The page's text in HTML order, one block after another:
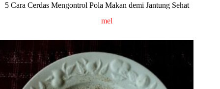
5 Cara Cerdas Mengontrol Pola Makan demi Jantung Sehat
mel